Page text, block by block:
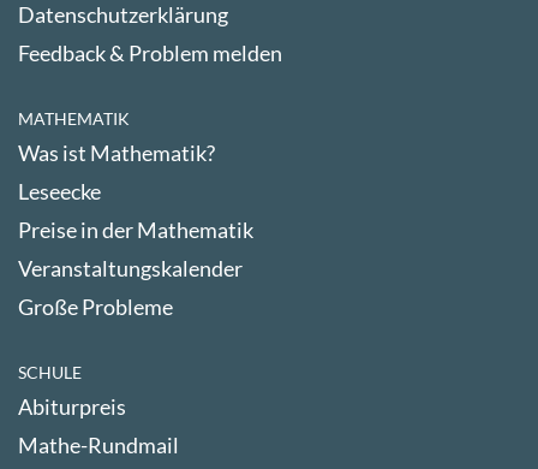
Datenschutzerklärung
Feedback & Problem melden
MATHEMATIK
Was ist Mathematik?
Leseecke
Preise in der Mathematik
Veranstaltungskalender
Große Probleme
SCHULE
Abiturpreis
Mathe-Rundmail